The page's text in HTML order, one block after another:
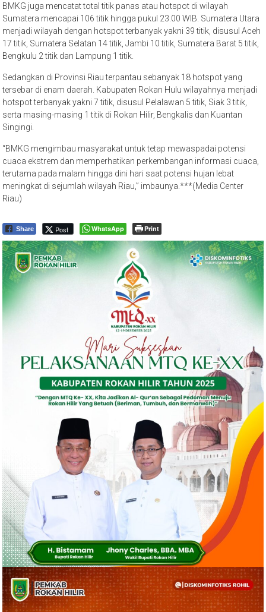
BMKG juga mencatat total titik panas atau hotspot di wilayah
Sumatera mencapai 106 titik hingga pukul 23.00 WIB. Sumatera Utara
menjadi wilayah dengan hotspot terbanyak yakni 39 titik, disusul Aceh
17 titik, Sumatera Selatan 14 titik, Jambi 10 titik, Sumatera Barat 5 titik,
Bengkulu 2 titik dan Lampung 1 titik.
Sedangkan di Provinsi Riau terpantau sebanyak 18 hotspot yang
tersebar di enam daerah. Kabupaten Rokan Hulu wilayahnya menjadi
hotspot terbanyak yakni 7 titik, disusul Pelalawan 5 titik, Siak 3 titik,
serta masing-masing 1 titik di Rokan Hilir, Bengkalis dan Kuantan
Singingi.
“BMKG mengimbau masyarakat untuk tetap mewaspadai potensi
cuaca ekstrem dan memperhatikan perkembangan informasi cuaca,
terutama pada malam hingga dini hari saat potensi hujan lebat
meningkat di sejumlah wilayah Riau,” imbaunya.***(Media Center
Riau)
Share Post WhatsApp Print